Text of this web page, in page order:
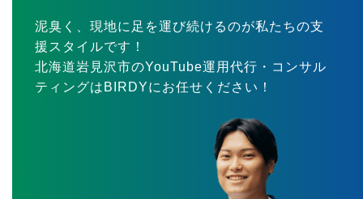
泥臭く、現地に足を運び続けるのが私たちの支
援スタイルです！
北海道岩見沢市のYouTube運用代行・コンサル
ティングはBIRDYにお任せください！